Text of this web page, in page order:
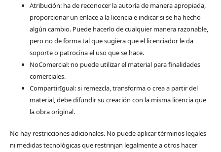
Atribución: ha de reconocer la autoría de manera apropiada,
proporcionar un enlace a la licencia e indicar si se ha hecho
algún cambio. Puede hacerlo de cualquier manera razonable,
pero no de forma tal que sugiera que el licenciador le da
soporte o patrocina el uso que se hace.
NoComercial: no puede utilizar el material para finalidades
comerciales.
CompartirIgual: si remezcla, transforma o crea a partir del
material, debe difundir su creación con la misma licencia que
la obra original.
No hay restricciones adicionales. No puede aplicar términos legales
ni medidas tecnológicas que restrinjan legalmente a otros hacer